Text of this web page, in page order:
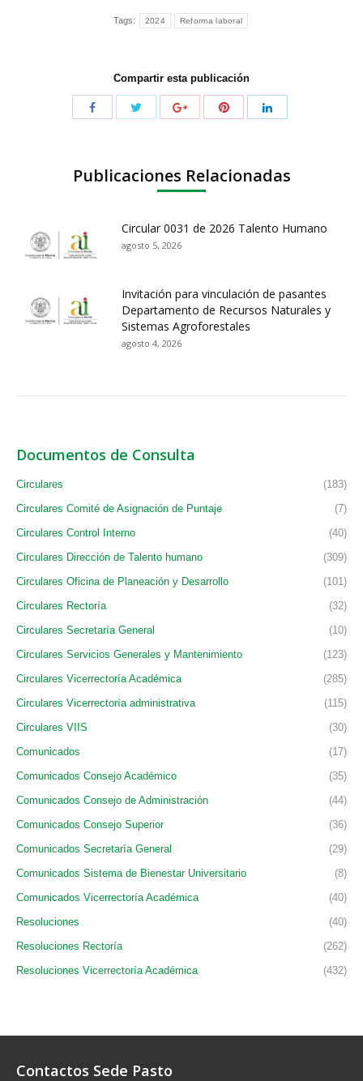
Tags: 2024 Reforma laboral
Compartir esta publicación
Publicaciones Relacionadas
Circular 0031 de 2026 Talento Humano
agosto 5, 2026
Invitación para vinculación de pasantes
Departamento de Recursos Naturales y
Sistemas Agroforestales
agosto 4, 2026
Documentos de Consulta
Circulares
(183)
Circulares Comité de Asignación de Puntaje
(7)
Circulares Control Interno
(40)
Circulares Dirección de Talento humano
(309)
Circulares Oficina de Planeación y Desarrollo
(101)
Circulares Rectoría
(32)
Circulares Secretaría General
(10)
Circulares Servicios Generales y Mantenimiento
(123)
Circulares Vicerrectoría Académica
(285)
Circulares Vicerrectoría administrativa
(115)
Circulares VIIS
(30)
Comunicados
(17)
Comunicados Consejo Académico
(35)
Comunicados Consejo de Administración
(44)
Comunicados Consejo Superior
(36)
Comunicados Secretaría General
(29)
Comunicados Sistema de Bienestar Universitario
(8)
Comunicados Vicerrectoría Académica
(40)
Resoluciones
(40)
Resoluciones Rectoría
(262)
Resoluciones Vicerrectoría Académica
(432)
Contactos Sede Pasto